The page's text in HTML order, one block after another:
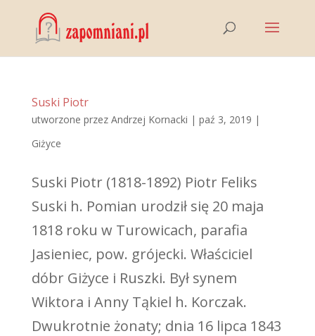
Suski Piotr
utworzone przez Andrzej Kornacki | paź 3, 2019 |
Giżyce
Suski Piotr (1818-1892) Piotr Feliks
Suski h. Pomian urodził się 20 maja
1818 roku w Turowicach, parafia
Jasieniec, pow. grójecki. Właściciel
dóbr Giżyce i Ruszki. Był synem
Wiktora i Anny Tąkiel h. Korczak.
Dwukrotnie żonaty; dnia 16 lipca 1843